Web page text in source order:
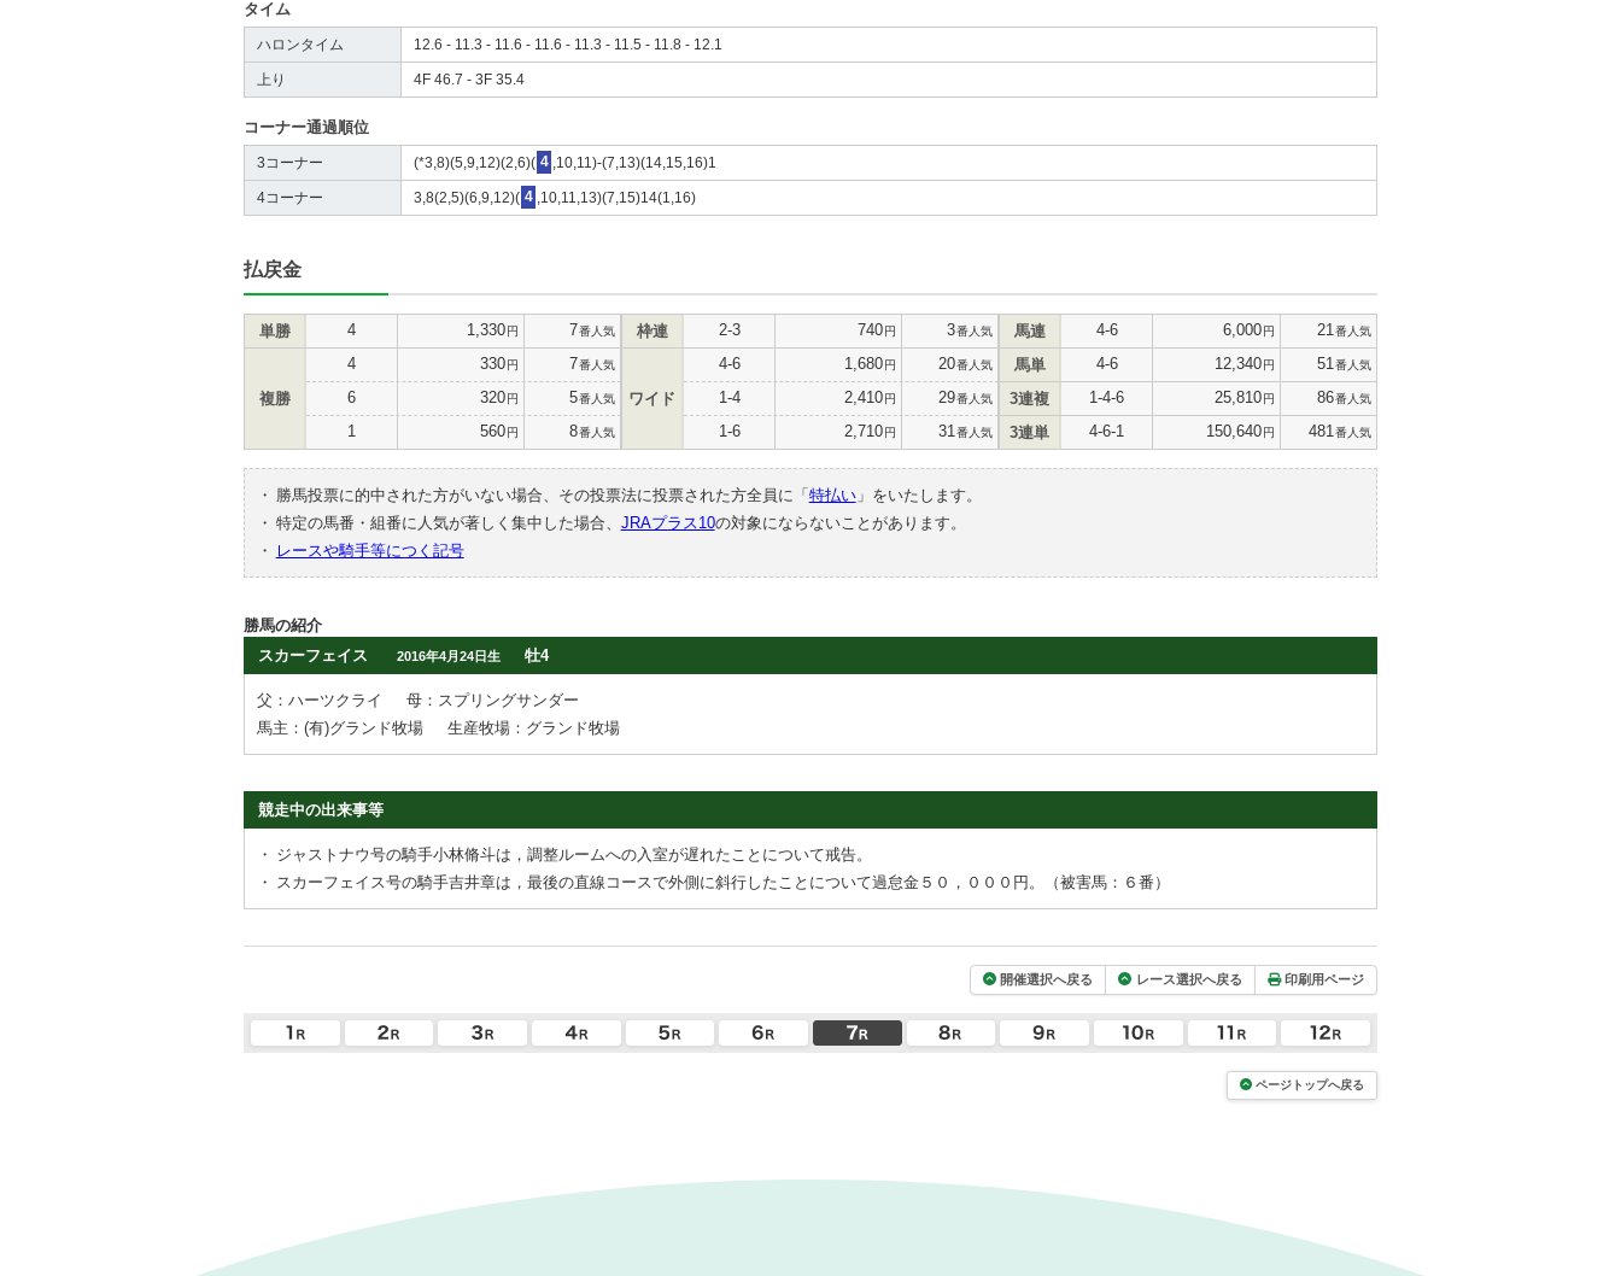
タイム
ハロンタイム 12.6 - 11.3 - 11.6 - 11.6 - 11.3 - 11.5 - 11.8 - 12.1
上り 4F 46.7 - 3F 35.4
コーナー通過順位
3コーナー (*3,8)(5,9,12)(2,6)( 4 ,10,11)-(7,13)(14,15,16)1
4コーナー 3,8(2,5)(6,9,12)( 4 ,10,11,13)(7,15)14(1,16)
払戻金
単勝 4 1,330円 7番人気
複勝
4 330円 7番人気
6 320円 5番人気
1 560円 8番人気
枠連 2-3 740円 3番人気
ワイド
4-6 1,680円 20番人気
1-4 2,410円 29番人気
1-6 2,710円 31 番人気
馬連 4-6 6,000円 21 番人気
馬単 4-6 12,340円 51 番人気
3連複 1-4-6 25,810円 86番人気
3連単 4-6-1 150,640円 481 番人気
・ 勝馬投票に的中された方がいない場合、その投票法に投票された方全員に「 特払い」をいたします。
・ 特定の馬番・組番に人気が著しく集中した場合、 JRAプラス10の対象にならないことがあります。
・
レースや騎手等につく記号
勝馬の紹介
スカーフェイス
2016年4月24日生 牡4
父：ハーツクライ
母：スプリングサンダー
馬主：(有)グランド牧場
生産牧場：グランド牧場
競走中の出来事等
・ ジャストナウ号の騎手小林脩斗は，調整ルームへの入室が遅れたことについて戒告。
・
スカーフェイス号の騎手吉井章は，最後の直線コースで外側に斜行したことについて過怠金５０，０００円。（被害馬：６番）
開催選択へ戻る レース選択へ戻る 印刷用ページ
ページトップへ戻る